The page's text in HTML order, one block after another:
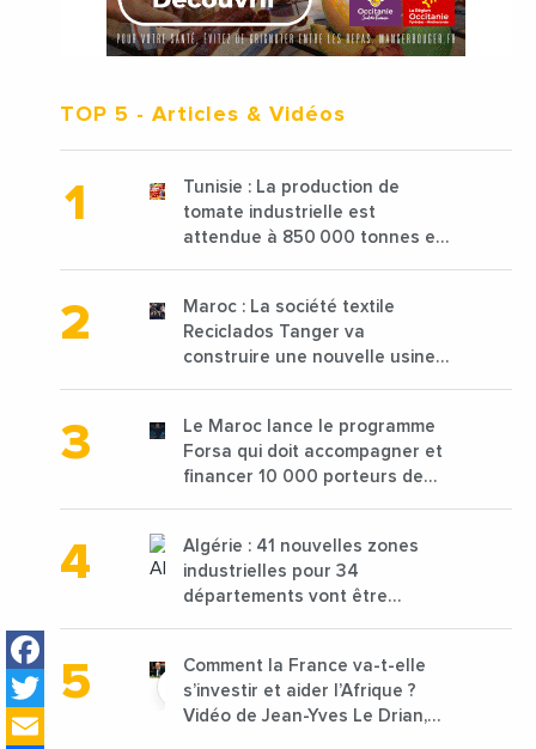
Facebook
Twitter
TOP 5 - Articles & Vidéos
Tunisie : La production de
tomate industrielle est
attendue à 850 000 tonnes en
Maroc : La société textile
Reciclados Tanger va
construire une nouvelle usine
Le Maroc lance le programme
Forsa qui doit accompagner et
financer 10 000 porteurs de
Algérie : 41 nouvelles zones
industrielles pour 34
départements vont être
Comment la France va-t-elle
s’investir et aider l’Afrique ?
Vidéo de Jean-Yves Le Drian,